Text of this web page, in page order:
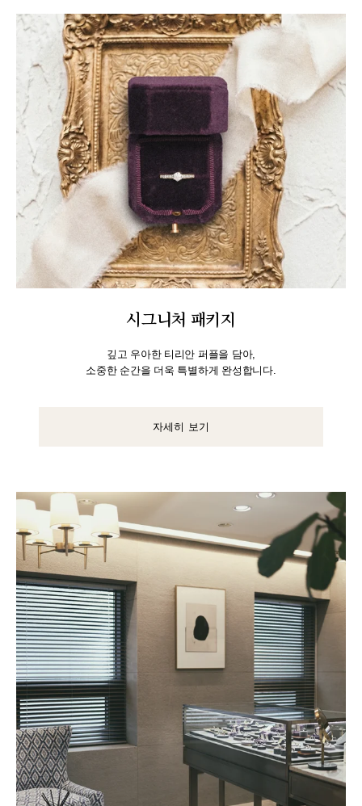
시그니처 패키지
깊고 우아한 티리안 퍼플을 담아,
소중한 순간을 더욱 특별하게 완성합니다.
자세히 보기